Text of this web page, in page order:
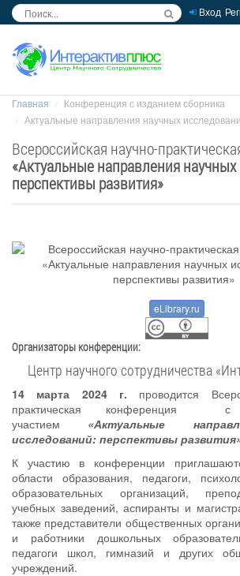
Вход
Главная
Конференция с изданием сборника
Актуальные направления научных
Всероссийская научно-
«Актуальные направления
перспективы развития»
eLibrary.ru
Организаторы конференции:
Центр научного сотрудничества
14 марта 2024 г. проводится
практическая конференция с
участием «Актуальные
исследований: перспективы
К участию в конференции
области образования, педагоги,
образовательных организаций,
учебных заведений, аспиранты и
также представители общественных
и работники дошкольных
педагоги школ, гимназий и других
учреждений.